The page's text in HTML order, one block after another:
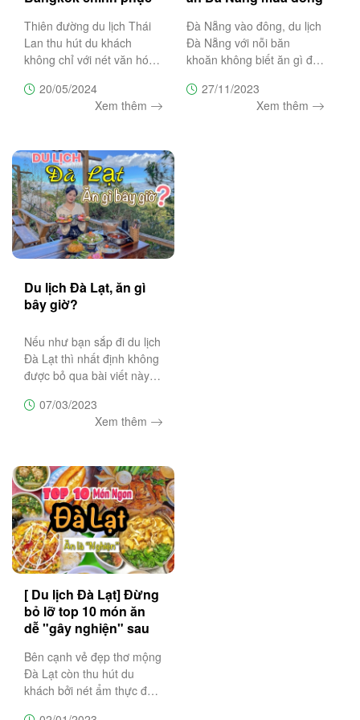
Lan mùa hè
Thiên đường du lịch Thái
Lan thu hút du khách
không chỉ với nét văn hóa
Chùa Vàng mà còn chiếm
giữ trái tim lữ khách đường
Trường
20/05/2024
Xem thêm
Đà Nẵng vào đông, du lịch
Đà Nẵng với nỗi băn
khoăn không biết ăn gì để
hãy đọc ngày bài viết này.
Trường Sa Tourist mách
27/11/2023
Xem thêm
Du lịch Đà Lạt, ăn gì
bây giờ?
Nếu như bạn sắp đi du lịch
Đà Lạt thì nhất định không
được bỏ qua bài viết này.
uống nguyên ngày tại Đà
Lạt vừa ngon, vừa rẻ hứa
07/03/2023
Xem thêm
[ Du lịch Đà Lạt] Đừng
bỏ lỡ top 10 món ăn
dễ "gây nghiện" sau
Bên cạnh vẻ đẹp thơ mộng
Đà Lạt còn thu hút du
khách bởi nét ẩm thực đa